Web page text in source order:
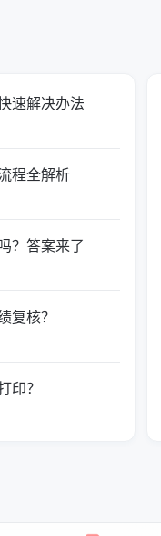
速解决办法
程全解析
？答案来了
复核？
印？